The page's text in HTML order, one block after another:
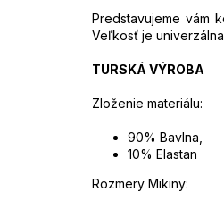
Predstavujeme vám
Veľkosť je
TURSKÁ VÝROBA
Zloženie materiálu:
90% Bavlna,
10% Elastan
Rozmery Mikiny: